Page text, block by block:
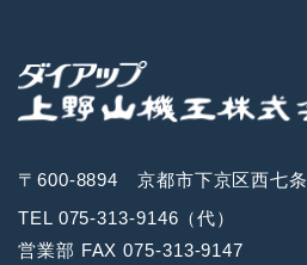
〒600-8894 京都市下京区西七
TEL 075-313-9146（代）
営業部 FAX 075-313-9147